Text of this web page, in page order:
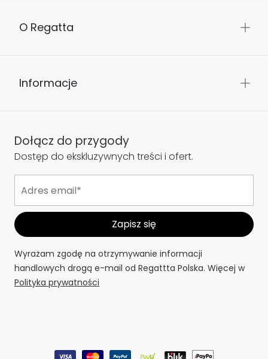
O Regatta
Informacje
Dołącz do przygody
Dostęp do ekskluzywnych treści i ofert.
Wyrażam zgodę na otrzymywanie informacji
handlowych drogą e-mail od Regattta Polska. Więcej w
Polityka prywatności